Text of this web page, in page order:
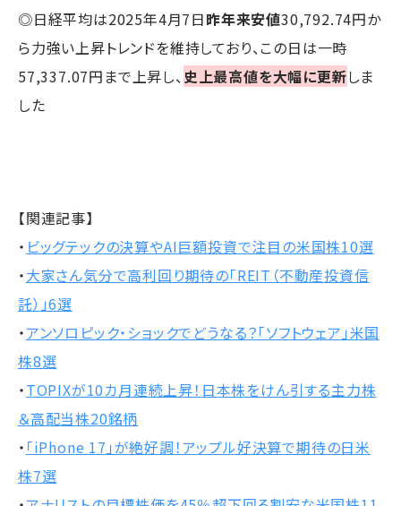
◎日経平均は2025年4月7日昨年来安値30,792.74円か
ら力強い上昇トレンドを維持しており、この日は一時
57,337.07円まで上昇し、史上最高値を大幅に更新しま
した
【関連記事】
・ ビッグテックの決算やAI巨額投資で注目の米国株10選
・大家さん気分で高利回り期待の「REIT（不動産投資信
託）」6選
・アンソロピック・ショックでどうなる？「ソフトウェア」米国
株8選
・TOPIXが10カ月連続上昇！日本株をけん引する主力株
＆高配当株20銘柄
・ 「iPhone 17」が絶好調！アップル好決算で期待の日米
株7選